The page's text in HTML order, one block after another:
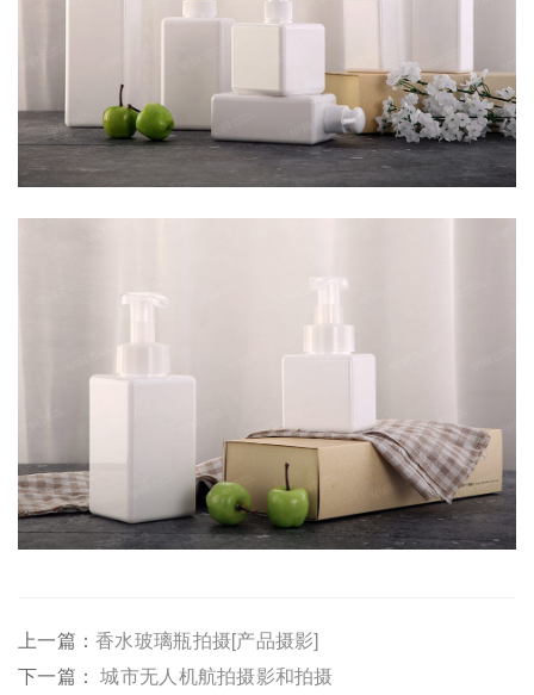
上一篇：香水玻璃瓶拍摄[产品摄影]
下一篇：城市无人机航拍摄影和拍摄